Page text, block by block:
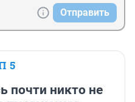
Отправить
5
почти никто не